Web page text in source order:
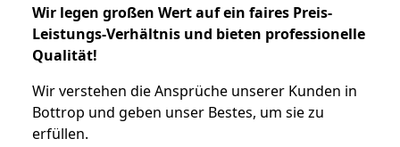
Wir legen großen Wert auf ein faires Preis-
Leistungs-Verhältnis und bieten professionelle
Qualität!
Wir verstehen die Ansprüche unserer Kunden in
Bottrop und geben unser Bestes, um sie zu
erfüllen.